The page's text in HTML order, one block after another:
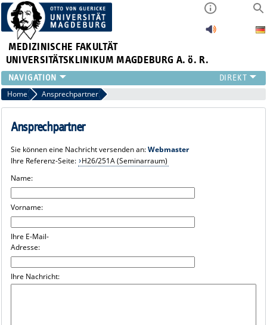
MEDIZINISCHE FAKULTÄT
UNIVERSITÄTSKLINIKUM MAGDEBURG A. ö. R.
INSTITUTE
KLINIKEN
ZENTRALE EINRICHTUNGEN
PRESSE
INTERNATIONAL
INTRANET
Home Ansprechpartner
Ansprechpartner
Sie können eine Nachricht versenden an:Webmaster
Ihre Referenz-Seite: H26/251A (Seminarraum)
Name:
Vorname:
Ihre E-Mail-
Adresse:
Ihre Nachricht: